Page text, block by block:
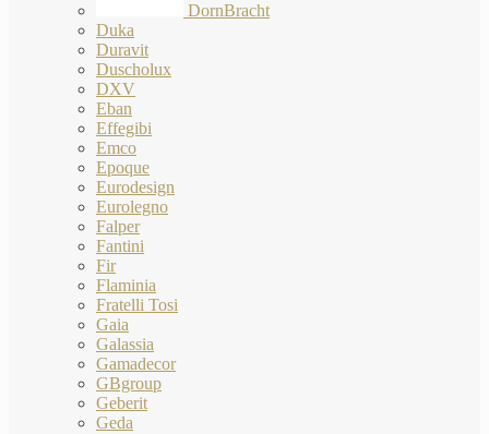
DornBracht
Duka
Duravit
Duscholux
DXV
Eban
Effegibi
Emco
Epoque
Eurodesign
Eurolegno
Falper
Fantini
Fir
Flaminia
Fratelli Tosi
Gaia
Galassia
Gamadecor
GBgroup
Geberit
Geda